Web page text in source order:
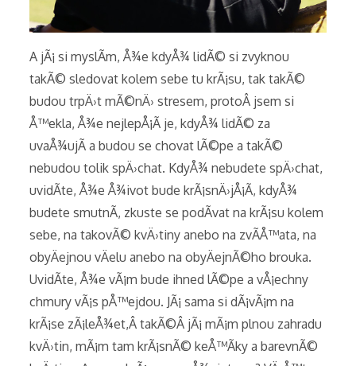
A jÃ¡ si myslÃ­m, Å¾e kdyÅ¾ lidÃ© si zvyknou
takÃ© sledovat kolem sebe tu krÃ¡su, tak takÃ©
budou trpÄ›t mÃ©nÄ› stresem, protoÂ jsem si
Å™ekla, Å¾e nejlepÅ¡Ã­ je, kdyÅ¾ lidÃ© za
uvaÅ¾ujÃ­ a budou se chovat lÃ©pe a takÃ©
nebudou tolik spÄ›chat. KdyÅ¾ nebudete spÄ›chat,
uvidÃ­te, Å¾e Å¾ivot bude krÃ¡snÄ›jÅ¡Ã­, kdyÅ¾
budete smutnÃ­, zkuste se podÃ­vat na krÃ¡su kolem
sebe, na takovÃ© kvÄ›tiny anebo na zvÃ­Å™ata, na
obyÄejnou vÄelu anebo na obyÄejnÃ©ho brouka.
UvidÃ­te, Å¾e vÃ¡m bude ihned lÃ©pe a vÅ¡echny
chmury vÃ¡s pÅ™ejdou. JÃ¡ sama si dÃ¡vÃ¡m na
krÃ¡se zÃ¡leÅ¾et,Â takÃ©Â jÃ¡ mÃ¡m plnou zahradu
kvÄ›tin, mÃ¡m tam krÃ¡snÃ© keÅ™Ã­ky a barevnÃ©